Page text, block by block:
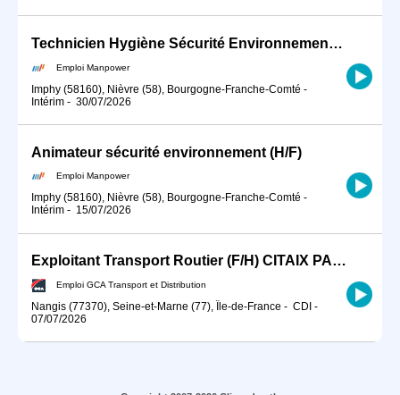
Technicien Hygiène Sécurité Environnement (HSE) (H/F)
Emploi Manpower
Imphy (58160), Nièvre (58), Bourgogne-Franche-Comté -
Intérim - 30/07/2026
Animateur sécurité environnement (H/F)
Emploi Manpower
Imphy (58160), Nièvre (58), Bourgogne-Franche-Comté -
Intérim - 15/07/2026
Exploitant Transport Routier (F/H) CITAIX PARIS
Emploi GCA Transport et Distribution
Nangis (77370), Seine-et-Marne (77), Île-de-France - CDI -
07/07/2026